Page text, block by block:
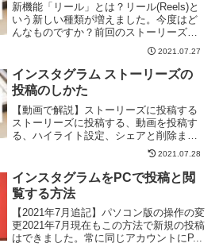
新機能「リール」とは？リール(Reels)と
いう新しい種類が増えました。今度はど
んなものですか？前回のストーリーズの
2021.07.27
インスタグラム ストーリーズの
投稿のしかた
【動画で解説】ストーリーズに投稿する
ストーリーズに投稿する、動画を投稿す
る、ハイライト設定、シェアと削除まで
2021.07.28
インスタグラムをPCで投稿と閲
覧する方法
【2021年7月追記】パソコン版の操作の変
更2021年7月現在もこの方法で新規の投稿
はできました。常に同じアカウントにP...